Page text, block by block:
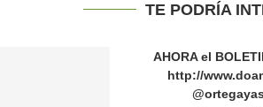
TE PODRÍA
AHORA el
http://